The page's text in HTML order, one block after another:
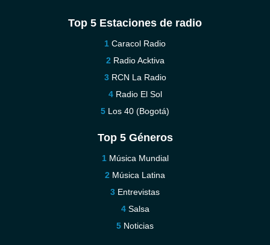
Top 5 Estaciones de radio
Caracol Radio
Radio Acktiva
RCN La Radio
Radio El Sol
Los 40 (Bogotá)
Top 5 Géneros
Música Mundial
Música Latina
Entrevistas
Salsa
Noticias